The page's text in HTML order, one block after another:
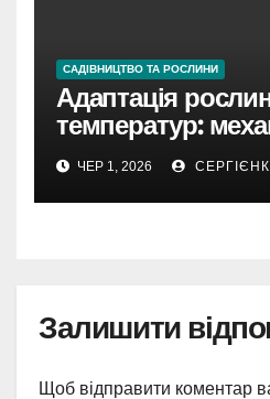
САДІВНИЦТВО ТА РОСЛИНИ
Адаптація
температур:
виживання в
ЧЕР 1, 2026
Залишити
Щоб відправити коментар